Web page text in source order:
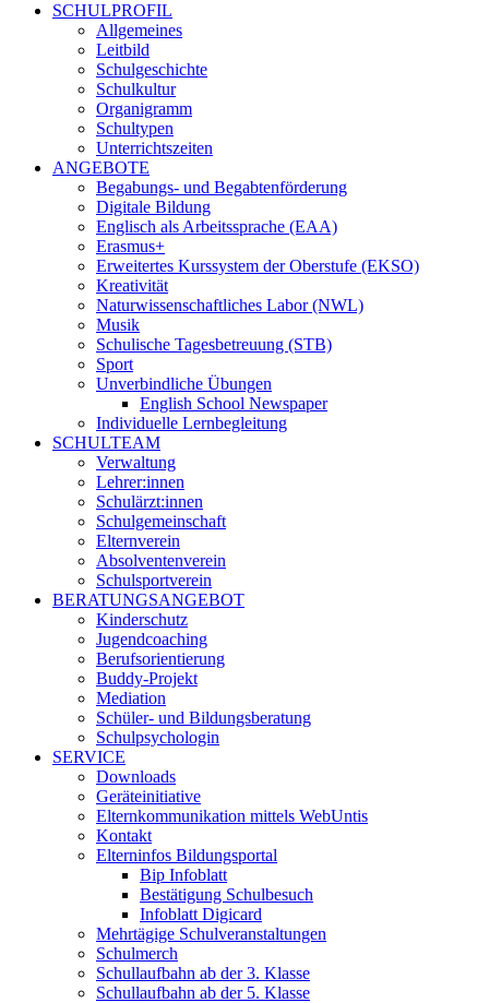
SCHULPROFIL
Allgemeines
Leitbild
Schulgeschichte
Schulkultur
Organigramm
Schultypen
Unterrichtszeiten
ANGEBOTE
Begabungs- und Begabtenförderung
Digitale Bildung
Englisch als Arbeitssprache (EAA)
Erasmus+
Erweitertes Kurssystem der Oberstufe (EKSO)
Kreativität
Naturwissenschaftliches Labor (NWL)
Musik
Schulische Tagesbetreuung (STB)
Sport
Unverbindliche Übungen
English School Newspaper
Individuelle Lernbegleitung
SCHULTEAM
Verwaltung
Lehrer:innen
Schulärzt:innen
Schulgemeinschaft
Elternverein
Absolventenverein
Schulsportverein
BERATUNGSANGEBOT
Kinderschutz
Jugendcoaching
Berufsorientierung
Buddy-Projekt
Mediation
Schüler- und Bildungsberatung
Schulpsychologin
SERVICE
Downloads
Geräteinitiative
Elternkommunikation mittels WebUntis
Kontakt
Elterninfos Bildungsportal
Bip Infoblatt
Bestätigung Schulbesuch
Infoblatt Digicard
Mehrtägige Schulveranstaltungen
Schulmerch
Schullaufbahn ab der 3. Klasse
Schullaufbahn ab der 5. Klasse